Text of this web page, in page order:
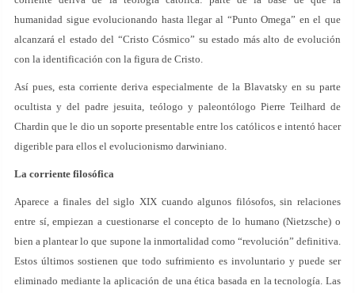
humanidad sigue evolucionando hasta llegar al “Punto Omega” en el que
alcanzará el estado del “Cristo Cósmico” su estado más alto de evolución
con la identificación con la figura de Cristo.
Así pues, esta corriente deriva especialmente de la Blavatsky en su parte
ocultista y del padre jesuita, teólogo y paleontólogo Pierre Teilhard de
Chardin que le dio un soporte presentable entre los católicos e intentó hacer
digerible para ellos el evolucionismo darwiniano.
La corriente filosófica
Aparece a finales del siglo XIX cuando algunos filósofos, sin relaciones
entre sí, empiezan a cuestionarse el concepto de lo humano (Nietzsche) o
bien a plantear lo que supone la inmortalidad como “revolución” definitiva.
Estos últimos sostienen que todo sufrimiento es involuntario y puede ser
eliminado mediante la aplicación de una ética basada en la tecnología. Las